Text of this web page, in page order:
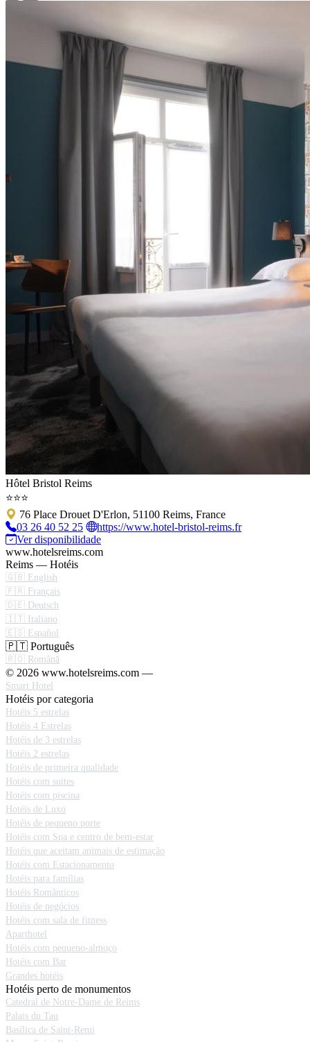
Hôtel Bristol Reims
⭐⭐⭐
76 Place Drouet D'Erlon, 51100 Reims, France
03 26 40 52 25
https://www.hotel-bristol-reims.fr
Ver disponibilidade
www.hotelsreims.com
Reims — Hotéis
🇬🇧 English
🇫🇷 Français
🇩🇪 Deutsch
🇮🇹 Italiano
🇪🇸 Español
🇵🇹 Português
🇷🇴 Română
© 2026 www.hotelsreims.com —
Smart Hotel
Hotéis por categoria
Hotéis 5 estrelas
Hotéis 4 Estrelas
Hotéis de 3 estrelas
Hotéis 2 estrelas
Hotéis de primeira qualidade
Hotéis com suites
Hotéis com piscina
Hotéis de Luxo
Hotéis de pequeno porte
Hotéis com Spa e centro de bem-estar
Hotéis que aceitam animais de estimação
Hotéis com Estacionamento
Hotéis para famílias
Hotéis Românticos
Hotéis de negócios
Hotéis com sala de fitness
Aparthotel
Hotéis com pequeno-almoço
Hotéis com Bar
Grandes hotéis
Hotéis perto de monumentos
Catedral de Notre-Dame de Reims
Palais du Tau
Basílica de Saint-Remi